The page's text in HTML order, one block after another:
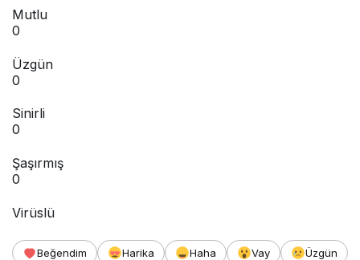
Mutlu
0
Üzgün
0
Sinirli
0
Şaşırmış
0
Virüslü
Beğendim Harika Haha Vay
Üzgün